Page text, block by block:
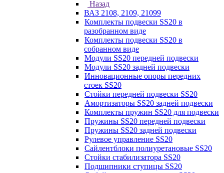
Назад
ВАЗ 2108, 2109, 21099
Комплекты подвески SS20 в
разобранном виде
Комплекты подвески SS20 в
собранном виде
Модули SS20 передней подвески
Модули SS20 задней подвески
Инновационные опоры передних
стоек SS20
Стойки передней подвески SS20
Амортизаторы SS20 задней подвески
Комплекты пружин SS20 для подвески
Пружины SS20 передней подвески
Пружины SS20 задней подвески
Рулевое управление SS20
Сайлентблоки полиуретановые SS20
Стойки стабилизатора SS20
Подшипники ступицы SS20